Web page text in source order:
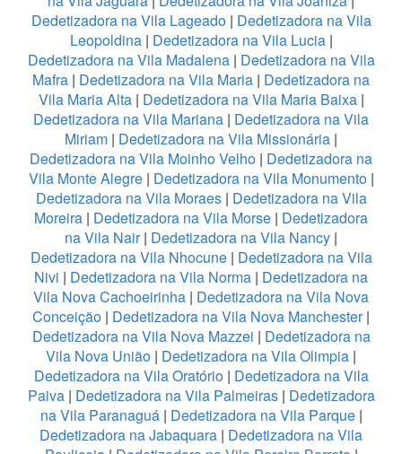
Dedetizadora na Vila Lageado| Dedetizadora na Vila
Leopoldina| Dedetizadora na Vila Lucia|
Dedetizadora na Vila Madalena| Dedetizadora na Vila
Mafra | Dedetizadora na Vila Maria | Dedetizadora na
Vila Maria Alta| Dedetizadora na Vila Maria Baixa|
Dedetizadora na Vila Mariana | Dedetizadora na Vila
Miriam | Dedetizadora na Vila Missionária |
Dedetizadora na Vila Moinho Velho | Dedetizadora na
Vila Monte Alegre| Dedetizadora na Vila Monumento|
Dedetizadora na Vila Moraes| Dedetizadora na Vila
Moreira | Dedetizadora na Vila Morse | Dedetizadora
na Vila Nair| Dedetizadora na Vila Nancy |
Dedetizadora na Vila Nhocune| Dedetizadora na Vila
Nivi | Dedetizadora na Vila Norma | Dedetizadora na
Vila Nova Cachoeirinha | Dedetizadora na Vila Nova
Conceição | Dedetizadora na Vila Nova Manchester|
Dedetizadora na Vila Nova Mazzei | Dedetizadora na
Vila Nova União | Dedetizadora na Vila Olimpia |
Dedetizadora na Vila Oratório| Dedetizadora na Vila
Paiva| Dedetizadora na Vila Palmeiras| Dedetizadora
na Vila Paranaguá| Dedetizadora na Vila Parque|
Dedetizadora na Jabaquara | Dedetizadora na Vila